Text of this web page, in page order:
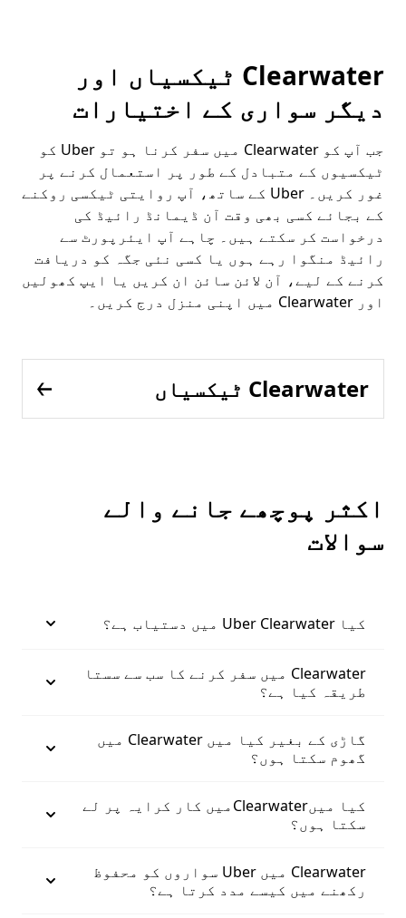
Clearwater ٹیکسیاں اور
دیگر سواری کے اختیارات
جب آپ کو Clearwater میں سفر کرنا ہو تو Uber کو
ٹیکسیوں کے متبادل کے طور پر استعمال کرنے پر
غور کریں۔ Uber کے ساتھ، آپ روایتی ٹیکسی روکنے
کے بجائے کسی بھی وقت آن ڈیمانڈ رائیڈ کی
درخواست کر سکتے ہیں۔ چاہے آپ ایئرپورٹ سے
رائیڈ منگوا رہے ہوں یا کسی نئی جگہ کو دریافت
کرنے کے لیے، آن لائن سائن ان کریں یا ایپ کھولیں
اور Clearwater میں اپنی منزل درج کریں۔
Clearwater ٹیکسیاں
اکثر پوچھے جانے والے
سوالات
کیا Uber Clearwater میں دستیاب ہے؟
Clearwater میں سفر کرنے کا سب سے سستا
طریقہ کیا ہے؟
گاڑی کے بغیر کیا میں Clearwater میں
گھوم سکتا ہوں؟
کیا میںClearwaterمیں کار کرایہ پر لے
سکتا ہوں؟
Clearwater میں Uber سواروں کو محفوظ
رکھنے میں کیسے مدد کرتا ہے؟